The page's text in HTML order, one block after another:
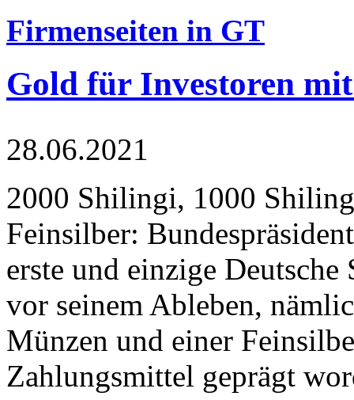
Firmenseiten in GT
Gold für Investoren
28.06.2021
2000 Shilingi, 1000
Feinsilber:
erste und einzige Deutsche
vor seinem Ableben,
Münzen und einer
Zahlungsmittel geprägt